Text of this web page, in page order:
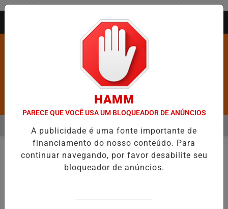
Pesquisar Notícia
DEIXA DE FIGURAR ENTRE AS CINCO CIDADES MAIS VIOLENTAS
EM ALTA
MENU
NOTÍCIAS #COMPULSORIA
HAMM
PARECE QUE VOCÊ USA UM BLOQUEADOR DE ANÚNCIOS
A publicidade é uma fonte importante de
financiamento do nosso conteúdo. Para
continuar navegando, por favor desabilite seu
bloqueador de anúncios.